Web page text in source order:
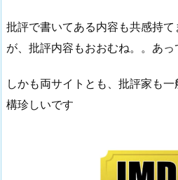
批評で書いてある内容も共感持
が、批評内容もおおむね。。あっ
しかも両サイトとも、批評家も
構珍しいです